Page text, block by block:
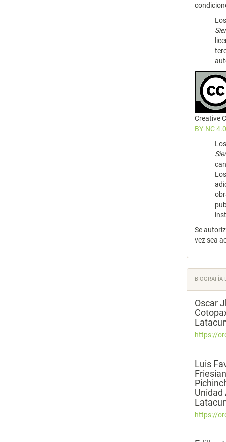
Creative
BY-NC
Se
vez sea
BIOGRAFÍA
Oscar
https://
Luis
Unidad
https://